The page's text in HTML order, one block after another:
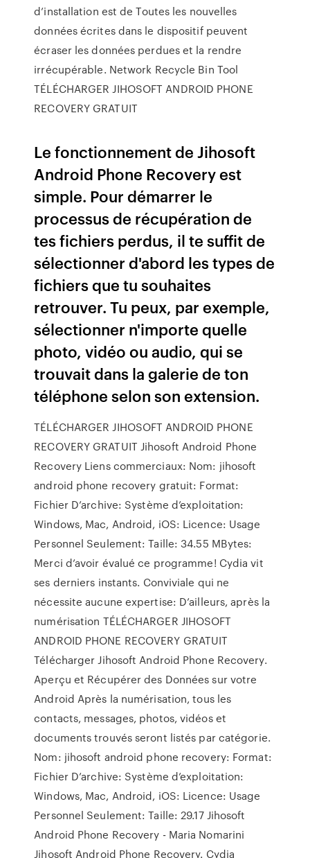
d’installation est de Toutes les nouvelles
données écrites dans le dispositif peuvent
écraser les données perdues et la rendre
irrécupérable. Network Recycle Bin Tool
TÉLÉCHARGER JIHOSOFT ANDROID PHONE
RECOVERY GRATUIT
Le fonctionnement de Jihosoft
Android Phone Recovery est
simple. Pour démarrer le
processus de récupération de
tes fichiers perdus, il te suffit de
sélectionner d'abord les types de
fichiers que tu souhaites
retrouver. Tu peux, par exemple,
sélectionner n'importe quelle
photo, vidéo ou audio, qui se
trouvait dans la galerie de ton
téléphone selon son extension.
TÉLÉCHARGER JIHOSOFT ANDROID PHONE
RECOVERY GRATUIT Jihosoft Android Phone
Recovery Liens commerciaux: Nom: jihosoft
android phone recovery gratuit: Format:
Fichier D’archive: Système d’exploitation:
Windows, Mac, Android, iOS: Licence: Usage
Personnel Seulement: Taille: 34.55 MBytes:
Merci d’avoir évalué ce programme! Cydia vit
ses derniers instants. Conviviale qui ne
nécessite aucune expertise: D’ailleurs, après la
numérisation TÉLÉCHARGER JIHOSOFT
ANDROID PHONE RECOVERY GRATUIT
Télécharger Jihosoft Android Phone Recovery.
Aperçu et Récupérer des Données sur votre
Android Après la numérisation, tous les
contacts, messages, photos, vidéos et
documents trouvés seront listés par catégorie.
Nom: jihosoft android phone recovery: Format:
Fichier D’archive: Système d’exploitation:
Windows, Mac, Android, iOS: Licence: Usage
Personnel Seulement: Taille: 29.17 Jihosoft
Android Phone Recovery - Maria Nomarini
Jihosoft Android Phone Recovery. Cydia